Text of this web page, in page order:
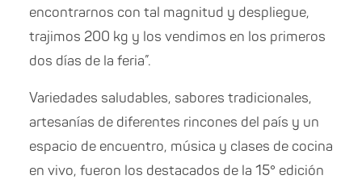
encontrarnos con tal magnitud y despliegue,
trajimos 200 kg y los vendimos en los primeros
dos días de la feria”.
Variedades saludables, sabores tradicionales,
artesanías de diferentes rincones del país y un
espacio de encuentro, música y clases de cocina
en vivo, fueron los destacados de la 15° edición